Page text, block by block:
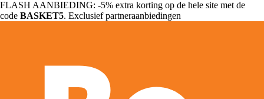
FLASH AANBIEDING: -5% extra korting op de hele site met de
code BASKET5. Exclusief partneraanbiedingen